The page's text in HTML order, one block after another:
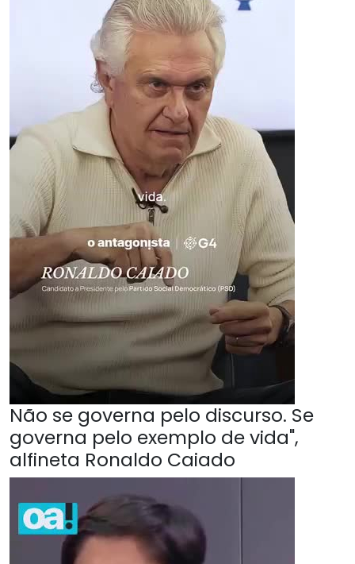
Não se governa pelo discurso. Se
governa pelo exemplo de vida",
alfineta Ronaldo Caiado